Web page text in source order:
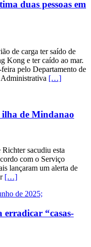
duas pessoas em
de carga ter saído de
Kong e ter caído ao mar.
pelo Departamento de
[…]
ilha de Mindanao
sacudiu esta
com o Serviço
lançaram um alerta de
[…]
“casas-